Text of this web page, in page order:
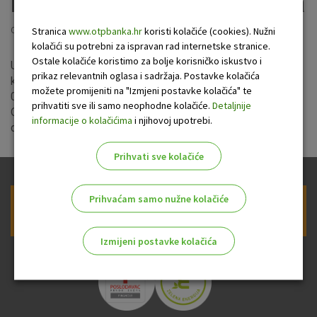
Objavljeno: 19.1.2024
Uprava banke usvojila je izmjene i dopune Općih uvjeta u
kreditiranju fizičkih osoba s datumom primjene od
05.02.2024. godine. Sažetak izmjena i dopuna navedenih
Općih uvjeta dostupan jeovdje, a izmijenjeni Opći uvjeti
dostupni suovdje.
Prijava na newsletter OTP banke
Stranica www.otpbanka.hrkoristi kolačiće (cookies). Nužni
kolačići su potrebni za ispravan rad internetske stranice.
Ostale kolačiće koristimo za bolje korisničko iskustvo i
prikaz relevantnih oglasa i sadržaja. Postavke kolačića
možete promijeniti na "Izmjeni postavke kolačića" te
prihvatiti sve ili samo neophodne kolačiće. Detaljnije
informacije o kolačićima i njihovoj upotrebi.
Prihvati sve kolačiće
Prihvaćam samo nužne kolačiće
Izmijeni postavke kolačića